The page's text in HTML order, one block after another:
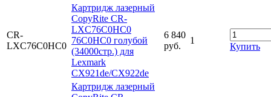
CR-
LXC76C0HC0
Картридж лазерный
CopyRite CR-
LXC76C0HC0
76C0HC0 голубой
(34000стр.) для
Lexmark
CX921de/CX922de
6 840
руб.
1
Купить
Картридж лазерный